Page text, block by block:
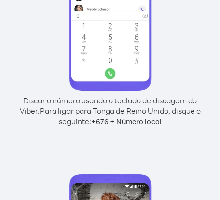
Discar o número usando o teclado de discagem do
Viber.Para ligar para Tonga de Reino Unido, disque o
seguinte:+676 + Número local